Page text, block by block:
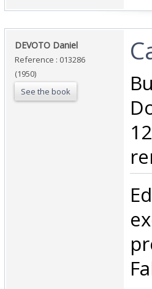
‎DEVOTO Daniel‎
Reference : 013286
(1950)
See the book